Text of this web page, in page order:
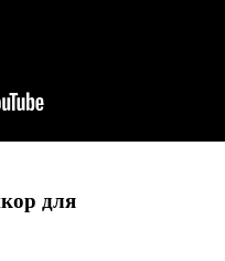
для